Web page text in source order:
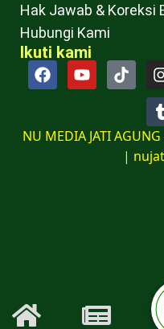
Hak Jawab & Koreksi
Hubungi Kami
Ikuti kami
NU MEDIA JATI
|